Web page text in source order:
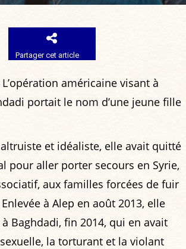
Partager cet article
L’opération américaine visant à
portait le nom d’une jeune fille
altruiste et idéaliste, elle avait quitté
pour aller porter secours en Syrie,
aux familles forcées de fuir
à Alep en août 2013, elle
Baghdadi, fin 2014, qui en avait
la torturant et la violant